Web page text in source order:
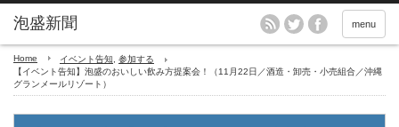
menu
Home イベント告知
参加する
【イベント告知】泡盛のおいしい飲み方提案会！（11月22日／酒造・卸売・小売組合／沖縄
グランメールリゾート）